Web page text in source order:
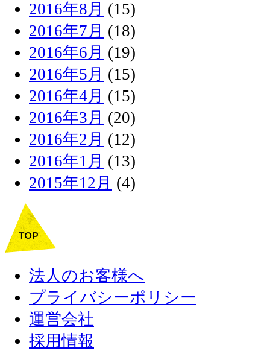
2016年8月 (15)
2016年7月 (18)
2016年6月 (19)
2016年5月 (15)
2016年4月 (15)
2016年3月 (20)
2016年2月 (12)
2016年1月 (13)
2015年12月 (4)
法人のお客様へ
プライバシーポリシー
運営会社
採用情報